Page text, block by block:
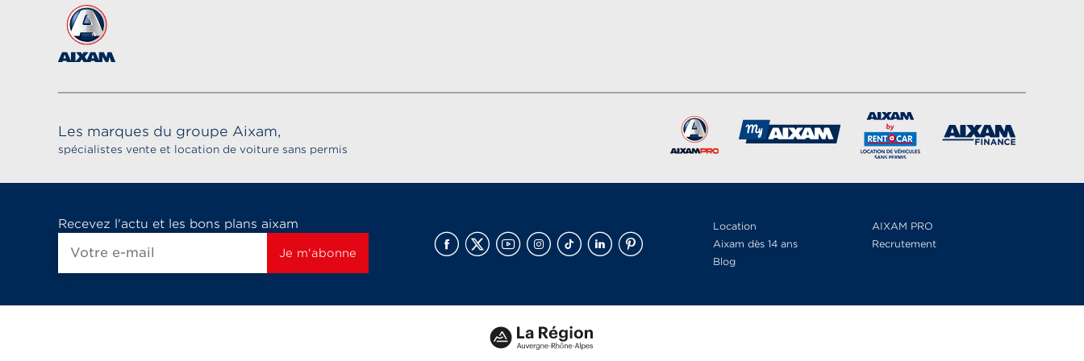
Les marques du groupe Aixam,
spécialistes vente et location de voiture sans permis
Recevez l'actu et les bons plans aixam Location
AIXAM PRO
Aixam dès 14 ans
Recrutement
Blog